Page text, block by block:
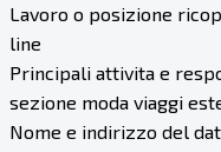
Lavoro o posizione
line
Principali attivita e
sezione moda viaggi
Nome e indirizzo del